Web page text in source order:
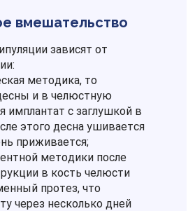
вмешательство
зависят от
методика, то
и в челюстную
имплантат с заглушкой в
этого десна ушивается
приживается;
методики после
в кость челюсти
протез, что
через несколько дней